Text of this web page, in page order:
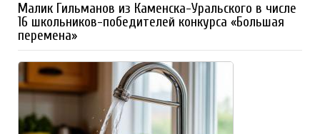
Малик Гильманов из Каменска-Уральского в числе
16 школьников-победителей конкурса «Большая
перемена»